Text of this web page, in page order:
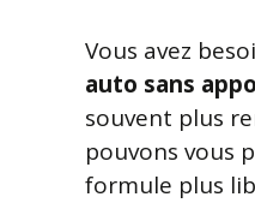
Vous avez
auto sans
souvent plus
pouvons vous
formule plus